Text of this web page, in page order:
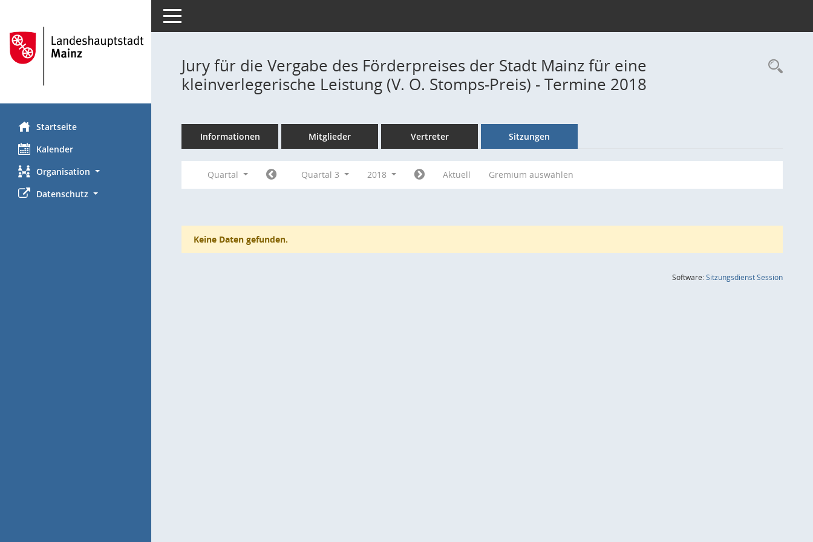
Startseite
Kalender
Organisation
Datenschutz
Toggle navigation
Jury für die Vergabe des Förderpreises der Stadt Mainz für eine
kleinverlegerische Leistung (V. O. Stomps-Preis) - Termine 2018
Informationen Mitglieder Vertreter Sitzungen
Quartal Quartal 3 2018 Aktuell Gremium auswählen
Keine Daten gefunden.
Software:SitzungsdienstSession(Wird in